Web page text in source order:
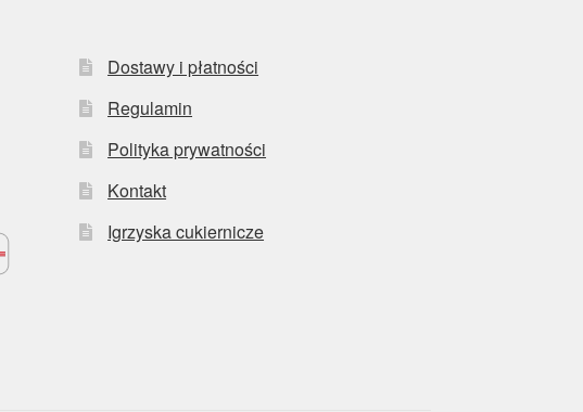
Dostawy i płatności
Regulamin
Polityka prywatności
Kontakt
Igrzyska cukiernicze